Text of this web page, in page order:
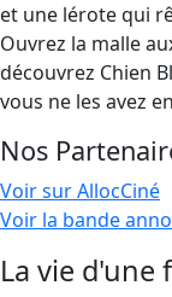
et une lérote qui
Ouvrez la malle
découvrez Chien
vous ne les avez
Nos
Voir sur AllocCiné
Voir la bande
La vie d'une